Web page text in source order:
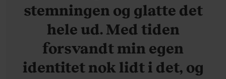
stemningen og glatte det
hele ud. Med tiden
forsvandt min egen
identitet nok lidt i det, og